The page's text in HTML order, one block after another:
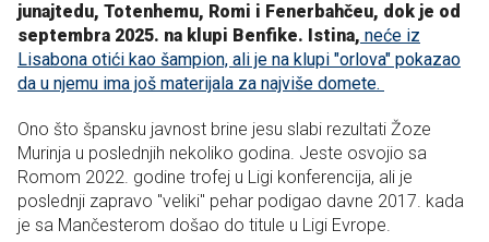
junajtedu, Totenhemu, Romi i Fenerbahčeu, dok je od
septembra 2025. na klupi Benfike. Istina, neće iz
Lisabona otići kao šampion, ali je na klupi "orlova" pokazao
da u njemu ima još materijala za najviše domete.
Ono što špansku javnost brine jesu slabi rezultati Žoze
Murinja u poslednjih nekoliko godina. Jeste osvojio sa
Romom 2022. godine trofej u Ligi konferencija, ali je
poslednji zapravo "veliki" pehar podigao davne 2017. kada
je sa Mančesterom došao do titule u Ligi Evrope.